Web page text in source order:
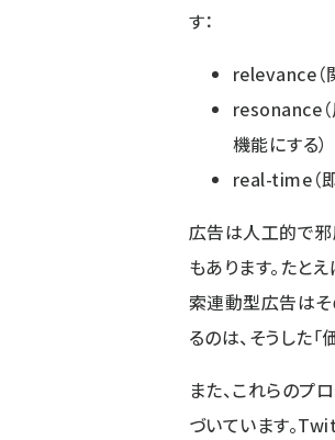
す：
relevance（
resonance
機能にする）
real-time（
広告は人工的で邪
もあります。たと
索連動型広告はそ
るのは、そうした
また、これらのプ
づいています。